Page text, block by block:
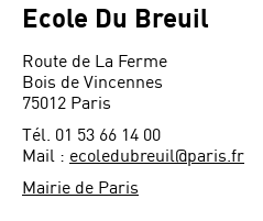
Ecole Du Breuil
Route de La Ferme
Bois de Vincennes
75012 Paris
Tél. 01 53 66 14 00
Mail : ecoledubreuil@paris.fr
Mairie de Paris